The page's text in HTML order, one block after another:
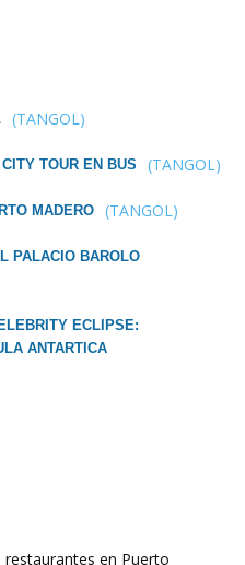
(TANGOL)
TOUR EN BUS (TANGOL)
MADERO (TANGOL)
PALACIO BAROLO
ECLIPSE:
ANTARTICA
en Puerto